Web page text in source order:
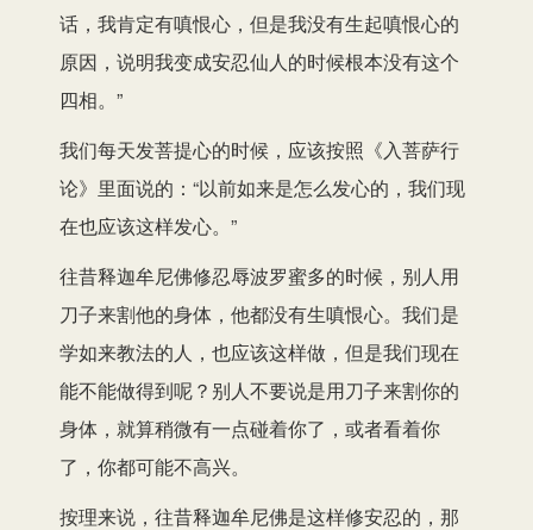
话，我肯定有嗔恨心，但是我没有生起嗔恨心的
原因，说明我变成安忍仙人的时候根本没有这个
四相。”
我们每天发菩提心的时候，应该按照《入菩萨行
论》里面说的：“以前如来是怎么发心的，我们现
在也应该这样发心。”
往昔释迦牟尼佛修忍辱波罗蜜多的时候，别人用
刀子来割他的身体，他都没有生嗔恨心。我们是
学如来教法的人，也应该这样做，但是我们现在
能不能做得到呢？别人不要说是用刀子来割你的
身体，就算稍微有一点碰着你了，或者看着你
了，你都可能不高兴。
按理来说，往昔释迦牟尼佛是这样修安忍的，那